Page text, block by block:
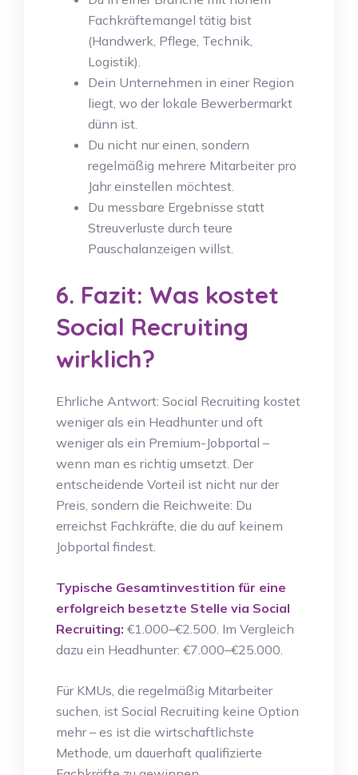
Fachkräftemangel tätig bist
(Handwerk, Pflege, Technik,
Logistik).
Dein Unternehmen in einer Region
liegt, wo der lokale Bewerbermarkt
dünn ist.
Du nicht nur einen, sondern
regelmäßig mehrere Mitarbeiter pro
Jahr einstellen möchtest.
Du messbare Ergebnisse statt
Streuverluste durch teure
Pauschalanzeigen willst.
6. Fazit: Was kostet
Social Recruiting
wirklich?
Ehrliche Antwort: Social Recruiting kostet
weniger als ein Headhunter und oft
weniger als ein Premium-Jobportal –
wenn man es richtig umsetzt. Der
entscheidende Vorteil ist nicht nur der
Preis, sondern die Reichweite: Du
erreichst Fachkräfte, die du auf keinem
Jobportal findest.
Typische Gesamtinvestition für eine
erfolgreich besetzte Stelle via Social
Recruiting: €1.000–€2.500. Im Vergleich
dazu ein Headhunter: €7.000–€25.000.
Für KMUs, die regelmäßig Mitarbeiter
suchen, ist Social Recruiting keine Option
mehr – es ist die wirtschaftlichste
Methode, um dauerhaft qualifizierte